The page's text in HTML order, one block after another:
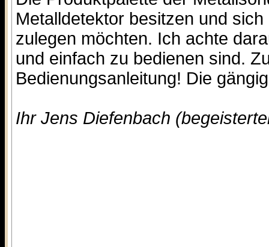
Metalldetektor besitzen und
zulegen möchten. Ich achte
und einfach zu bedienen sind.
Bedienungsanleitung! Die
Ihr Jens Diefenbach